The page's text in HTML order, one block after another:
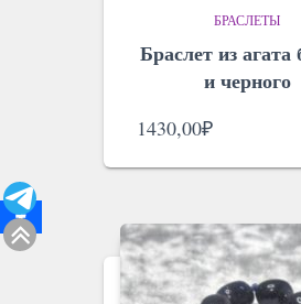
БРАСЛЕТЫ
Браслет из агата
и черного
1430,00₽